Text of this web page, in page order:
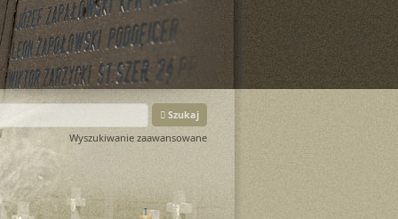
Szukaj
Wyszukiwanie zaawansowane